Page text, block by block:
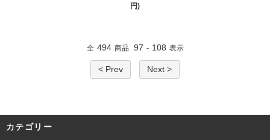
円)
全 494 商品 97 - 108 表示
< Prev Next >
カテゴリー